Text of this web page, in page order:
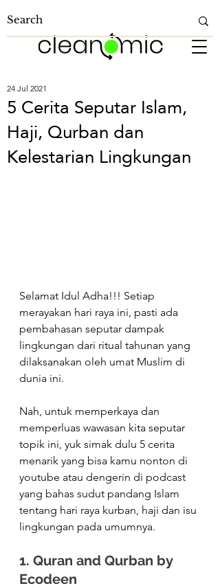
5 Cerita Seputar Islam,
Haji, Qurban dan
Kelestarian Lingkungan
24 Jul 2021
Selamat Idul Adha!!! Setiap
merayakan hari raya ini, pasti ada
pembahasan seputar dampak
lingkungan dari ritual tahunan yang
dilaksanakan oleh umat Muslim di
dunia ini. ⁠
Nah, untuk memperkaya dan
memperluas wawasan kita seputar
topik ini, yuk simak dulu 5 cerita
menarik yang bisa kamu nonton di
youtube atau dengerin di podcast
yang bahas sudut pandang Islam
tentang hari raya kurban, haji dan isu
lingkungan pada umumnya.⁠
1. Quran and Qurban by
Ecodeen